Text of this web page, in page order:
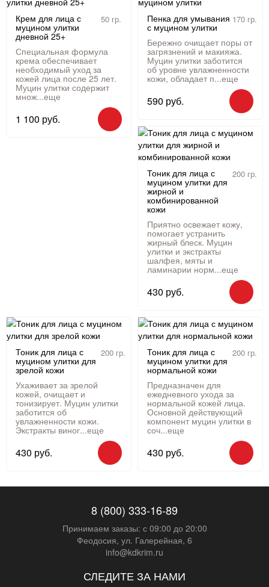
Крем для лица с
муцином улитки
дневной 25+
50 гр.
Специальная формула
крема обеспечивает
необходимый уход за
кожей лица после 25 лет.
Муцин улитки содержит
множ...еще
1 100 руб.
Пенка для умывания
с муцином улитки
170 гр.
Бережно очищает поры от
загрязнений и макияжа.
Муцин улитки заботится
об уровне увлажненности
кожи, обладает п...еще
590 руб.
Тоник для лица с
муцином улитки для
жирной и
комбинированной
кожи
200 гр.
Приятно освежает кожу,
помогает устранить
жирный блеск. Муцин
улитки и экстракты
шалфея, мяты и
ламинарии норм...еще
430 руб.
Тоник для лица с
муцином улитки для
зрелой кожи
200 гр.
Ухаживает за зрелой
кожей, очищает и
тонизирует. Муцин улитки
заботится об
увлажненности кожи.
Экстракты виног...еще
430 руб.
Тоник для лица с
муцином улитки для
нормальной кожи
200 гр.
Предназначен для
ежедневного ухода за
нормальной кожей лица.
Основной действующий
компонент муцин улитки в
соч...еще
430 руб.
8 (800) 333-16-89
Принимаем заказы: с 09:00 до 20:00
Феодосия, ул. Галерейная, 6
info@kdkrim.ru
СЛЕДИТЕ ЗА НАМИ